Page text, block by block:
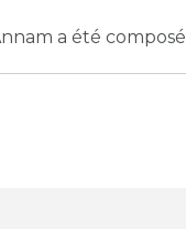
a été